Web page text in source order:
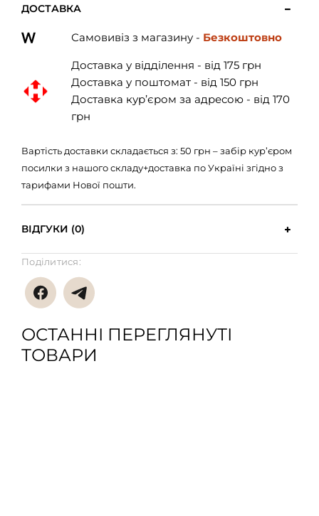
ДОСТАВКА
Самовивіз з магазину - Безкоштовно
Доставка у відділення - від 175 грн
Доставка у поштомат - від 150 грн
Доставка кур’єром за адресою - від 170
грн
Вартість доставки складається з: 50 грн – забір кур’єром
посилки з нашого складу+доставка по Україні згідно з
тарифами Нової пошти.
ВІДГУКИ (0)
Поділитися:
ОСТАННІ ПЕРЕГЛЯНУТІ
ТОВАРИ